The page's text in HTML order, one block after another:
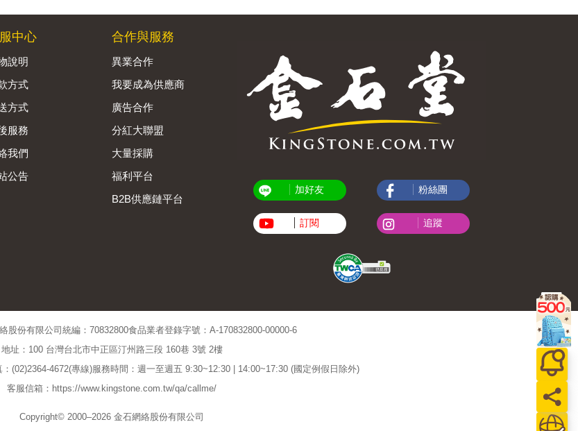
中心
說明
方式
方式
服務
我們
公告
合作與服務
異業合作
我要成為供應商
廣告合作
分紅大聯盟
大量採購
福利平台
B2B供應鏈平台
加好友
訂閱
粉絲團
追蹤
股份有限公司統編：70832800食品業者登錄字號：A-170832800-00000-6
地址：100 台灣台北市中正區汀州路三段 160巷 3號 2樓
(02)2364-4672(專線)服務時間：週一至週五 9:30~12:30 | 14:00~17:30 (國定例假日除外)
客服信箱：https://www.kingstone.com.tw/qa/callme/
Copyright© 2000–2026 金石網絡股份有限公司